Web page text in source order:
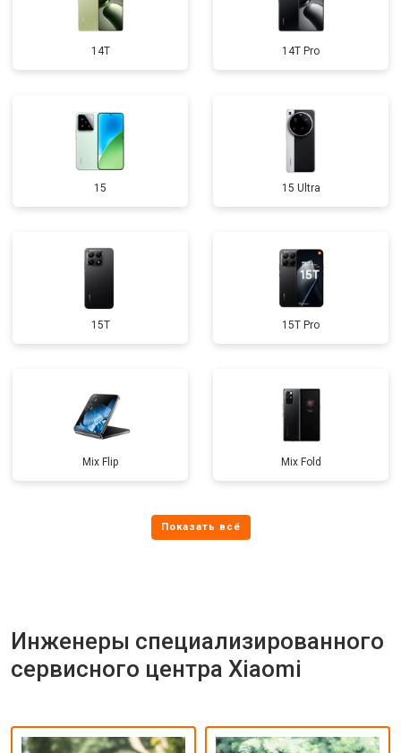
14T 14T Pro
15 15 Ultra
15T 15T Pro
Mix Flip Mix Fold
Инженеры специализированного
сервисного центра Xiaomi